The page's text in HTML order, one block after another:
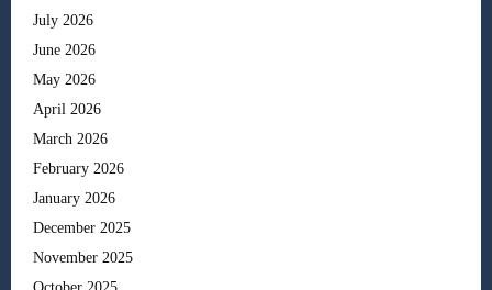
July 2026
June 2026
May 2026
April 2026
March 2026
February 2026
January 2026
December 2025
November 2025